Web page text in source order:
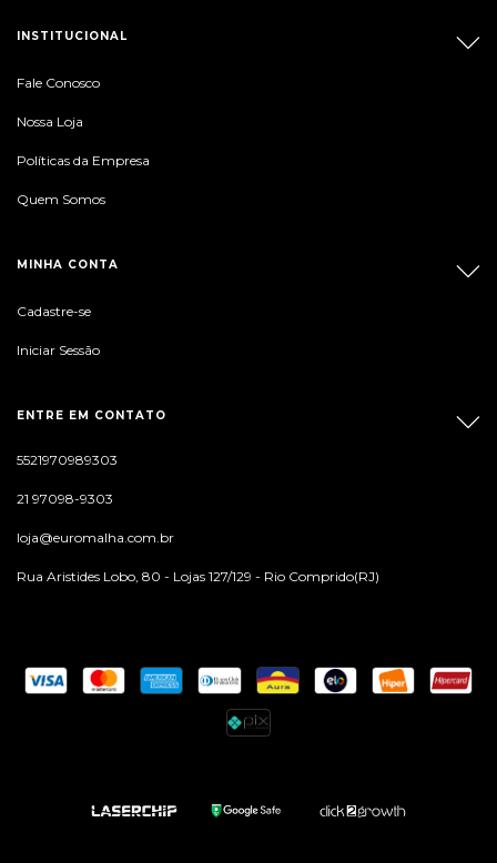
INSTITUCIONAL
Fale Conosco
Nossa Loja
Políticas da Empresa
Quem Somos
MINHA CONTA
Cadastre-se
Iniciar Sessão
ENTRE EM CONTATO
5521970989303
21 97098-9303
loja@euromalha.com.br
Rua Aristides Lobo, 80 - Lojas 127/129 - Rio Comprido(RJ)